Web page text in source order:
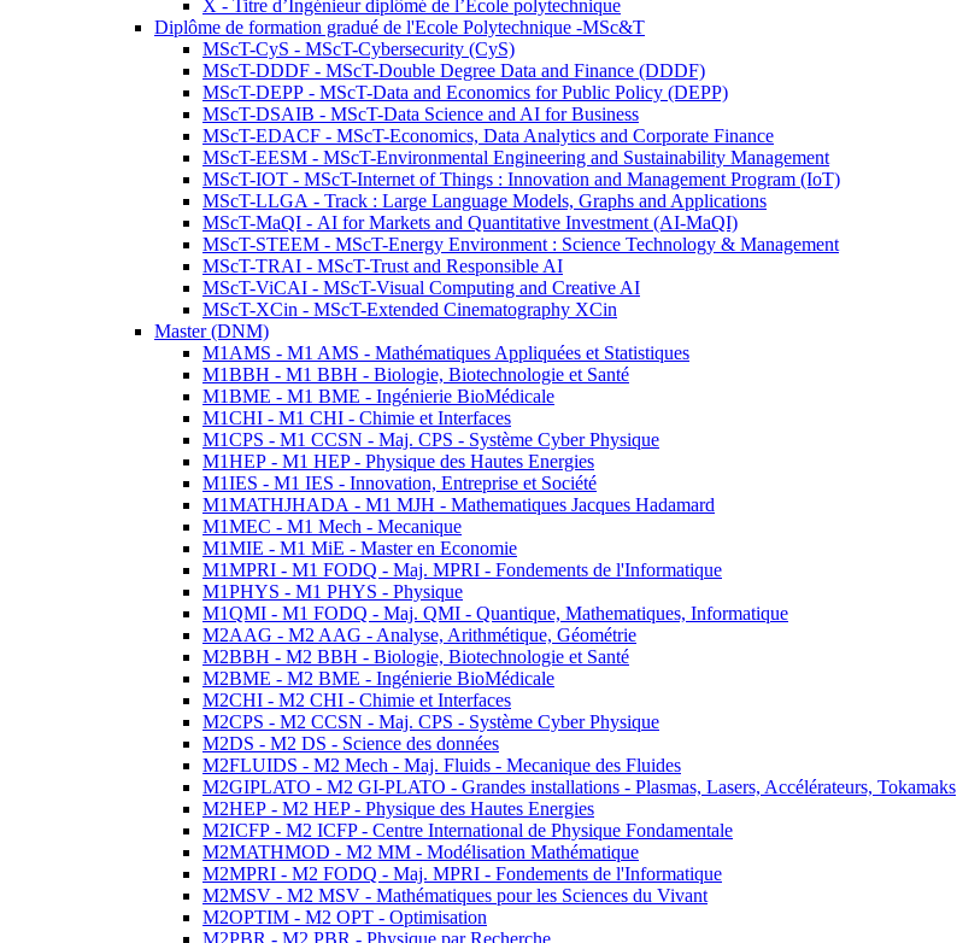
X - Titre d’Ingénieur diplômé de l’École polytechnique
Diplôme de formation gradué de l'Ecole Polytechnique -MSc&T
MScT-CyS - MScT-Cybersecurity (CyS)
MScT-DDDF - MScT-Double Degree Data and Finance (DDDF)
MScT-DEPP - MScT-Data and Economics for Public Policy (DEPP)
MScT-DSAIB - MScT-Data Science and AI for Business
MScT-EDACF - MScT-Economics, Data Analytics and Corporate Finance
MScT-EESM - MScT-Environmental Engineering and Sustainability Management
MScT-IOT - MScT-Internet of Things : Innovation and Management Program (IoT)
MScT-LLGA - Track : Large Language Models, Graphs and Applications
MScT-MaQI - AI for Markets and Quantitative Investment (AI-MaQI)
MScT-STEEM - MScT-Energy Environment : Science Technology & Management
MScT-TRAI - MScT-Trust and Responsible AI
MScT-ViCAI - MScT-Visual Computing and Creative AI
MScT-XCin - MScT-Extended Cinematography XCin
Master (DNM)
M1AMS - M1 AMS - Mathématiques Appliquées et Statistiques
M1BBH - M1 BBH - Biologie, Biotechnologie et Santé
M1BME - M1 BME - Ingénierie BioMédicale
M1CHI - M1 CHI - Chimie et Interfaces
M1CPS - M1 CCSN - Maj. CPS - Système Cyber Physique
M1HEP - M1 HEP - Physique des Hautes Energies
M1IES - M1 IES - Innovation, Entreprise et Société
M1MATHJHADA - M1 MJH - Mathematiques Jacques Hadamard
M1MEC - M1 Mech - Mecanique
M1MIE - M1 MiE - Master en Economie
M1MPRI - M1 FODQ - Maj. MPRI - Fondements de l'Informatique
M1PHYS - M1 PHYS - Physique
M1QMI - M1 FODQ - Maj. QMI - Quantique, Mathematiques, Informatique
M2AAG - M2 AAG - Analyse, Arithmétique, Géométrie
M2BBH - M2 BBH - Biologie, Biotechnologie et Santé
M2BME - M2 BME - Ingénierie BioMédicale
M2CHI - M2 CHI - Chimie et Interfaces
M2CPS - M2 CCSN - Maj. CPS - Système Cyber Physique
M2DS - M2 DS - Science des données
M2FLUIDS - M2 Mech - Maj. Fluids - Mecanique des Fluides
M2GIPLATO - M2 GI-PLATO - Grandes installations - Plasmas, Lasers, Accélérateurs, Tokamaks
M2HEP - M2 HEP - Physique des Hautes Energies
M2ICFP - M2 ICFP - Centre International de Physique Fondamentale
M2MATHMOD - M2 MM - Modélisation Mathématique
M2MPRI - M2 FODQ - Maj. MPRI - Fondements de l'Informatique
M2MSV - M2 MSV - Mathématiques pour les Sciences du Vivant
M2OPTIM - M2 OPT - Optimisation
M2PBR - M2 PBR - Physique par Recherche